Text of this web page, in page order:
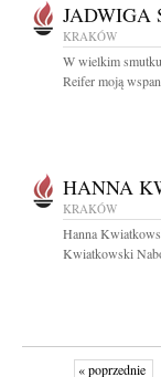
JADWIGA
KRAKÓW
W wielkim
Reifer moją
HANNA
KRAKÓW
Hanna
Kwiatkowski
« poprzednie